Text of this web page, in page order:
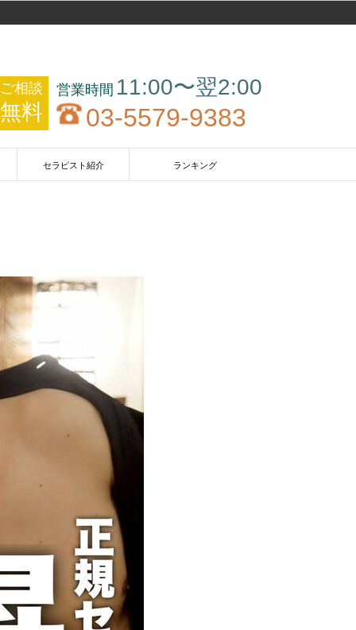
ご相談
無料
11:00〜翌2:00
03-5579-9383
セラピスト紹介 ランキング